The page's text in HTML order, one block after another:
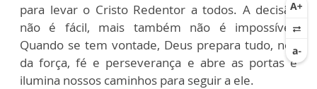
para levar o Cristo Redentor a todos. A decisão
não é fácil, mais também não é impossível.
Quando se tem vontade, Deus prepara tudo, nos
da força, fé e perseverança e abre as portas e
ilumina nossos caminhos para seguir a ele.